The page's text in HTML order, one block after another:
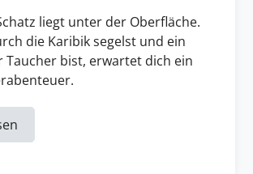
liegt unter der Oberfläche.
die Karibik segelst und ein
Taucher bist, erwartet dich ein